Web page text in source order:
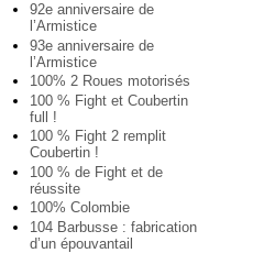
92e anniversaire de
l’Armistice
93e anniversaire de
l’Armistice
100% 2 Roues motorisés
100 % Fight et Coubertin
full !
100 % Fight 2 remplit
Coubertin !
100 % de Fight et de
réussite
100% Colombie
104 Barbusse : fabrication
d’un épouvantail